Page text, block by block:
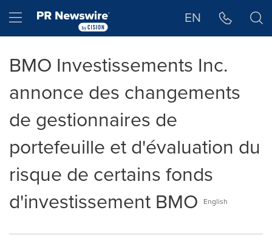
Hamburger menu EN
BMO Investissements Inc.
annonce des changements
de gestionnaires de
portefeuille et d'évaluation du
risque de certains fonds
d'investissement BMO
English